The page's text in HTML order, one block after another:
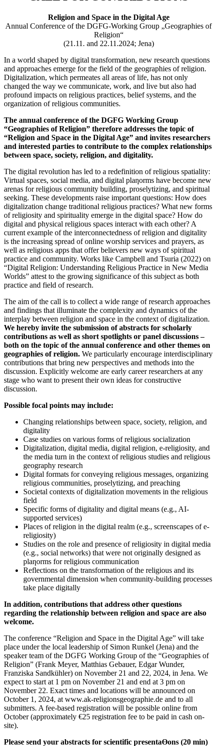
Religion and Space in the Digital Age
Annual Conference of the DGFG-Working Group „Geographies of
Religion“
(21.11. and 22.11.2024; Jena)
In a world shaped by digital transformation, new research questions
and approaches emerge for the field of the geographies of religion.
Digitalization, which permeates all areas of life, has not only
changed the way we communicate, work, and live but also had
profound impacts on religious practices, belief systems, and the
organization of religious communities.
The annual conference of the DGFG Working Group
“Geographies of Religion” therefore addresses the topic of
“Religion and Space in the Digital Age” and invites researchers
and interested parties to contribute to the complex relationships
between space, society, religion, and digitality.
The digital revolution has led to a redefinition of religious spatiality:
Virtual spaces, social media, and digital plaƞorms have become new
arenas for religious community building, proselytizing, and spiritual
seeking. These developments raise important questions: How does
digitalization change traditional religious practices? What new forms
of religiosity and spirituality emerge in the digital space? How do
digital and physical religious spaces interact with each other? A
current example of the interconnectedness of religion and digitality
is the increasing spread of online worship services and prayers, as
well as religious apps that offer believers new ways of spiritual
practice and community. Works like Campbell and Tsuria (2022) on
“Digital Religion: Understanding Religious Practice in New Media
Worlds” attest to the growing significance of this subject as both
practice and field of research.
The aim of the call is to collect a wide range of research approaches
and findings that illuminate the complexity and dynamics of the
interplay between religion and space in the context of digitalization.
We hereby invite the submission of abstracts for scholarly
contributions as well as short spotlights or panel discussions –
both on the topic of the annual conference and other themes on
geographies of religion. We particularly encourage interdisciplinary
contributions that bring new perspectives and methods into the
discussion. Explicitly welcome are early career researchers at any
stage who want to present their own ideas for constructive
discussion.
Possible focal points may include:
Changing relationships between space, society, religion, and
digitality
Case studies on various forms of religious socialization
Digitalization, digital media, digital religion, e-religiosity, and
the media turn in the context of religious studies and religious
geography research
Digital formats for conveying religious messages, organizing
religious communities, proselytizing, and preaching
Societal contexts of digitalization movements in the religious
field
Specific forms of digitality and digital means (e.g., AI-
supported services)
Places of religion in the digital realm (e.g., screenscapes of e-
religiosity)
Studies on the role and presence of religiosity in digital media
(e.g., social networks) that were not originally designed as
plaƞorms for religious communication
Reflections on the transformation of the religious and its
governmental dimension when community-building processes
take place digitally
In addition, contributions that address other questions
regarding the relationship between religion and space are also
welcome.
The conference “Religion and Space in the Digital Age” will take
place under the local leadership of Simon Runkel (Jena) and the
speaker team of the DGFG Working Group of the “Geographies of
Religion” (Frank Meyer, Matthias Gebauer, Edgar Wunder,
Franziska Sandkühler) on November 21 and 22, 2024, in Jena. We
expect to start at 1 pm on November 21 and end at 3 pm on
November 22. Exact times and locations will be announced on
October 1, 2024, at www.ak-religionsgeographie.de and to all
submitters. A fee-based registration will be possible online from
October (approximately €25 registration fee to be paid in cash on-
site).
Please send your abstracts for scientific presentaƟons (20 min)